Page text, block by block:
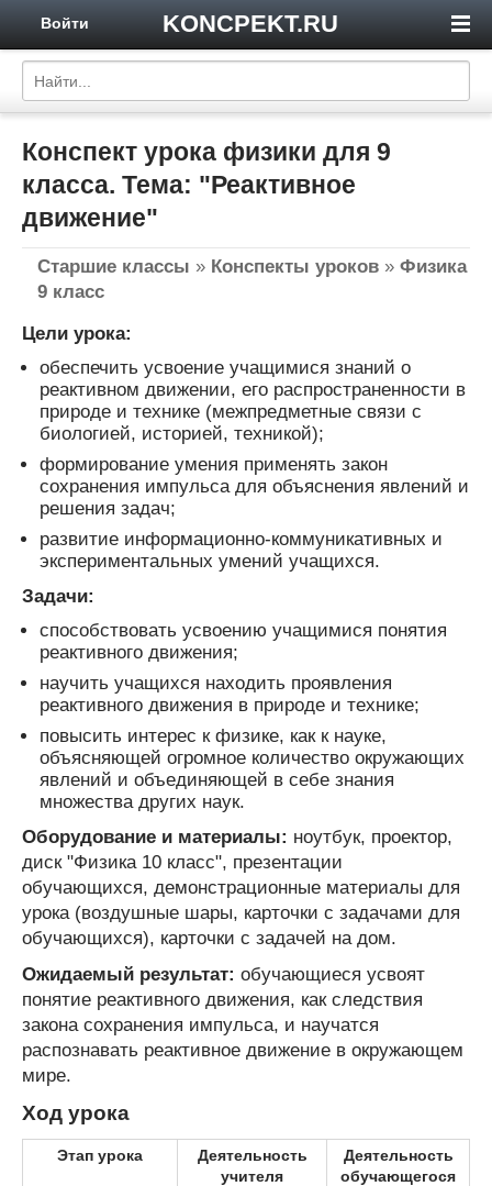
KONCPEKT.RU
Войти
Конспект урока физики для 9
класса. Тема: "Реактивное
движение"
Старшие классы » Конспекты уроков » Физика
9 класс
Цели урока:
обеспечить усвоение учащимися знаний о
реактивном движении, его распространенности в
природе и технике (межпредметные связи с
биологией, историей, техникой);
формирование умения применять закон
сохранения импульса для объяснения явлений и
решения задач;
развитие информационно-коммуникативных и
экспериментальных умений учащихся.
Задачи:
способствовать усвоению учащимися понятия
реактивного движения;
научить учащихся находить проявления
реактивного движения в природе и технике;
повысить интерес к физике, как к науке,
объясняющей огромное количество окружающих
явлений и объединяющей в себе знания
множества других наук.
Оборудование и материалы: ноутбук, проектор,
диск "Физика 10 класс", презентации
обучающихся, демонстрационные материалы для
урока (воздушные шары, карточки с задачами для
обучающихся), карточки с задачей на дом.
Ожидаемый результат: обучающиеся усвоят
понятие реактивного движения, как следствия
закона сохранения импульса, и научатся
распознавать реактивное движение в окружающем
мире.
Ход урока
Этап урока
Деятельность
учителя
Деятельность
обучающегося